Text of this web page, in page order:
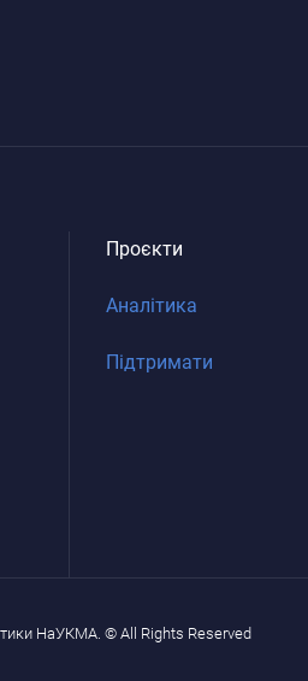
Проєкти
Аналітика
Підтримати
НаУКМА. © All Rights Reserved